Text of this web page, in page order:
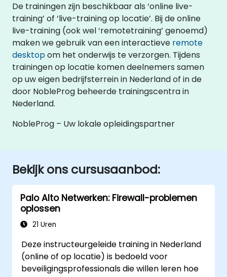
De trainingen zijn beschikbaar als ‘online live-
training’ of ‘live-training op locatie’. Bij de online
live-training (ook wel ‘remotetraining’ genoemd)
maken we gebruik van een interactieve remote
desktopom het onderwijs te verzorgen. Tijdens
trainingen op locatie komen deelnemers samen
op uw eigen bedrijfsterrein in Nederland of in de
door NobleProg beheerde trainingscentra in
Nederland.
NobleProg – Uw lokale opleidingspartner
Bekijk ons cursusaanbod:
Palo Alto Netwerken: Firewall-problemen
oplossen
21 Uren
Deze instructeurgeleide training in Nederland
(online of op locatie) is bedoeld voor
beveiligingsprofessionals die willen leren hoe